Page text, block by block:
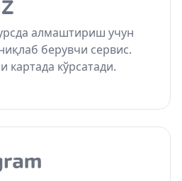
алмаштириш учун
берувчи сервис.
кўрсатади.